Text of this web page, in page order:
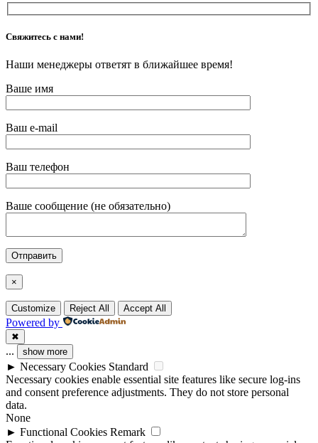
Свяжитесь с нами!
Наши менеджеры ответят в ближайшее время!
Ваше имя
Ваш e-mail
Ваш телефон
Ваше сообщение (не обязательно)
×
Customize Reject All Accept All
Powered by
✖
... show more
► Necessary Cookies Standard
Necessary cookies enable essential site features like secure log-ins
and consent preference adjustments. They do not store personal
data.
None
► Functional Cookies Remark